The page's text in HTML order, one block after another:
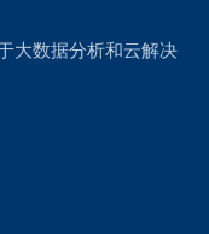
大数据分析和云解决